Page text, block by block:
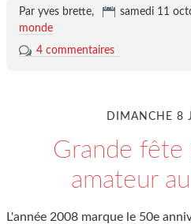
Par yves brette, samedi 11
monde
4 commentaires
DIMANCHE 8
Grande fête
amateur
L'année 2008 marque le 50e